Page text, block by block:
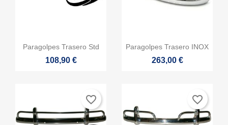
Crear lista de deseos ×
((modalTitle))
Iniciar sesión ×
Vista rápida
Paragolpes Trasero Std
108,90 €
Vista rápida
Paragolpes Trasero INOX
263,00 €
favorite_border favorite_border